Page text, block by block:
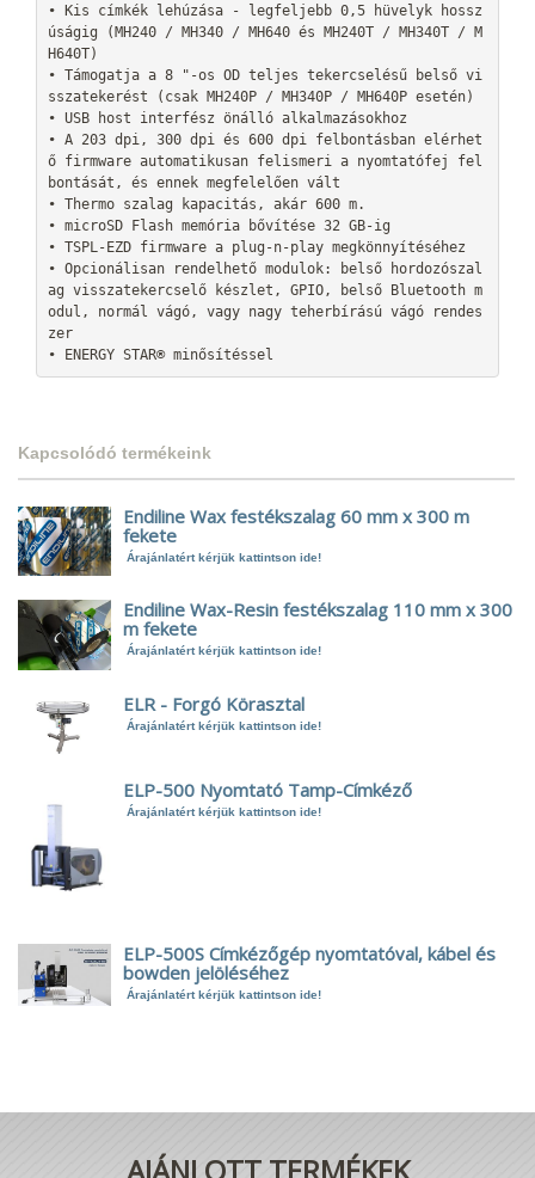
• Kis címkék lehúzása - legfeljebb 0,5 hüvelyk hossz
úságig (MH240 / MH340 / MH640 és MH240T / MH340T / M
H640T)
• Támogatja a 8 "-os OD teljes tekercselésű belső vi
sszatekerést (csak MH240P / MH340P / MH640P esetén)
• USB host interfész önálló alkalmazásokhoz
• A 203 dpi, 300 dpi és 600 dpi felbontásban elérhet
ő firmware automatikusan felismeri a nyomtatófej fel
bontását, és ennek megfelelően vált
• Thermo szalag kapacitás, akár 600 m.
• microSD Flash memória bővítése 32 GB-ig
• TSPL-EZD firmware a plug-n-play megkönnyítéséhez
• Opcionálisan rendelhető modulok: belső hordozószal
ag visszatekercselő készlet, GPIO, belső Bluetooth m
odul, normál vágó, vagy nagy teherbírású vágó rendes
zer
• ENERGY STAR® minősítéssel
Kapcsolódó termékeink
Endiline Wax festékszalag 60 mm x 300 m
fekete
Árajánlatért kérjük kattintson ide!
Endiline Wax-Resin festékszalag 110 mm x 300
m fekete
Árajánlatért kérjük kattintson ide!
ELR - Forgó Körasztal
Árajánlatért kérjük kattintson ide!
ELP-500 Nyomtató Tamp-Címkéző
Árajánlatért kérjük kattintson ide!
ELP-500S Címkézőgép nyomtatóval, kábel és
bowden jelöléséhez
Árajánlatért kérjük kattintson ide!